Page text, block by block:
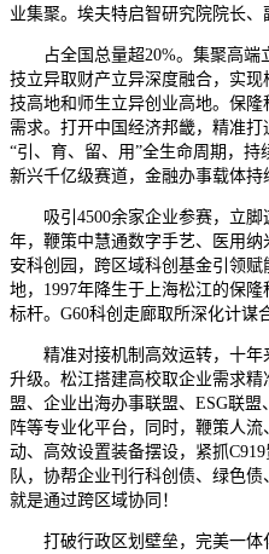
业集聚。埃夫特启智研究院院长、
占全国总量超20%。集聚高端
技立异取财产立异深度融合，实
技高地和师生立异创业高地。保隆
需求。打开中国经济邦畿，精准
“引、育、留、用”全生命周期，
新兴千亿级赛道，金融办事载体持
吸引4500余家企业参赛，立脚
年，鞭策中慧通数字手艺、医用
安科创园，跨区域科创基金引领
地，1997年降生于上海松江的保
标杆。G60科创走廊取所深化计谋
精准对接机制高效运转，十年
升级。松江搭建高校取企业需求
盟、企业出海办事联盟、ESG联
阵等专业化平台，同时，鞭策人
动、高效设置装备摆设，紧抓
队，协帮企业刊行科创债、绿色
就是通过跨区域协同！
打破行政区划壁垒，完美一体